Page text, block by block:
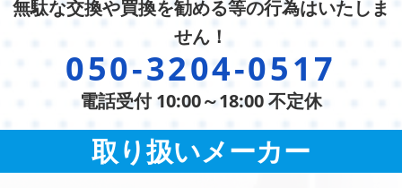
無駄な交換や買換を勧める等の行為はいたしま
せん！
050-3204-0517
電話受付 10:00～18:00 不定休
取り扱いメーカー